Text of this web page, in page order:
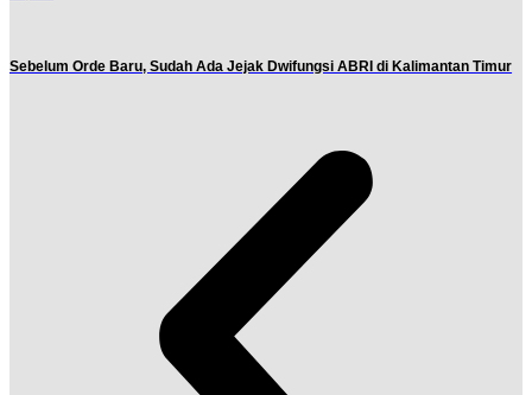
Sebelum Orde Baru, Sudah Ada Jejak Dwifungsi ABRI di Kalimantan Timur